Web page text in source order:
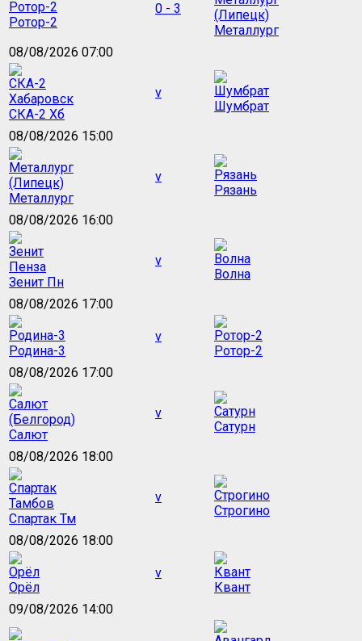
Ротор-2
0 - 3
Металлург
08/08/2026 07:00
СКА-2 Хб
v
Шумбрат
08/08/2026 15:00
Металлург
v
Рязань
08/08/2026 16:00
Зенит Пн
v
Волна
08/08/2026 17:00
Родина-3
v
Ротор-2
08/08/2026 17:00
Салют
v
Сатурн
08/08/2026 18:00
Спартак Тм
v
Строгино
08/08/2026 18:00
Орёл
v
Квант
09/08/2026 14:00